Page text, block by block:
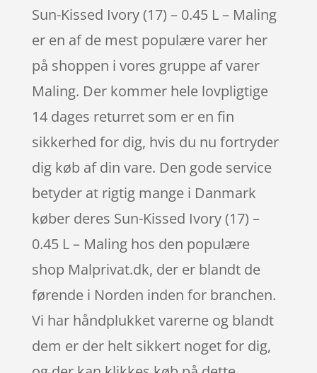
Sun-Kissed Ivory (17) – 0.45 L – Maling
er en af de mest populære varer her
på shoppen i vores gruppe af varer
Maling. Der kommer hele lovpligtige
14 dages returret som er en fin
sikkerhed for dig, hvis du nu fortryder
dig køb af din vare. Den gode service
betyder at rigtig mange i Danmark
køber deres Sun-Kissed Ivory (17) –
0.45 L – Maling hos den populære
shop Malprivat.dk, der er blandt de
førende i Norden inden for branchen.
Vi har håndplukket varerne og blandt
dem er der helt sikkert noget for dig,